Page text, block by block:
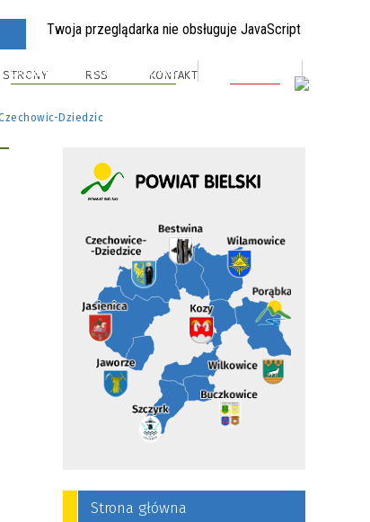
Twoja przeglądarka nie obsługuje JavaScript
STRONY RSS KONTAKT
Organizacje Pozarządowe
Dziedzic
Strona główna